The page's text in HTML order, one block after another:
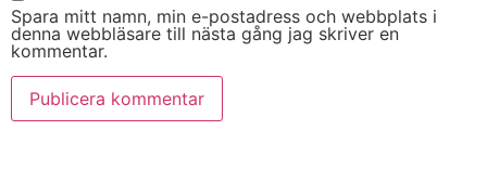
Spara mitt namn, min e-postadress och webbplats i
denna webbläsare till nästa gång jag skriver en
kommentar.